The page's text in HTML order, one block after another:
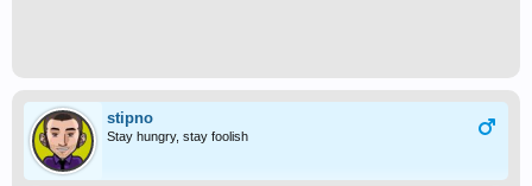
stipno
Stay hungry, stay foolish